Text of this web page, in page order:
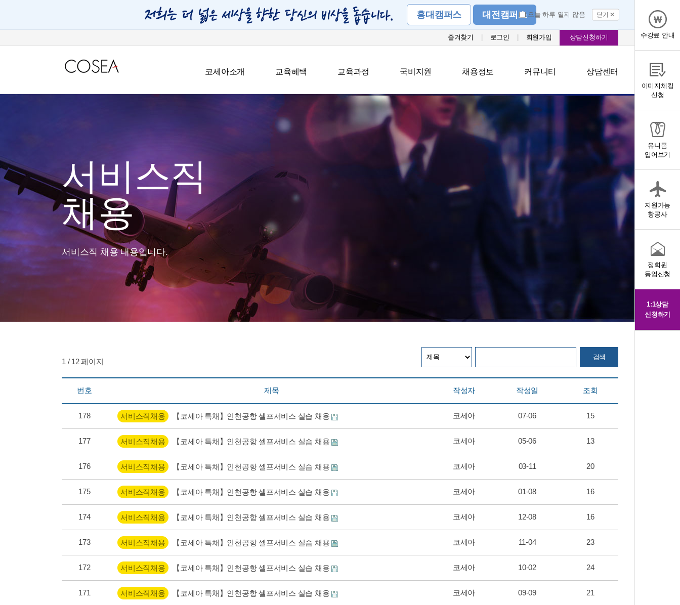
홍대캠퍼스 대전캠퍼스오늘 하루 열지 않음 닫기 ✕
즐겨찾기 로그인 회원가입 상담신청하기
코세아소개 교육혜택 교육과정 국비지원 채용정보 커뮤니티 상담센터
서비스직
채용
서비스직 채용 내용입니다.
1 / 12 페이지
번호 제목 작성자 작성일 조회
178 서비스직채용 【코세아 특채】인천공항 셀프서비스 실습 채용 코세아 07-06 15
177 서비스직채용 【코세아 특채】인천공항 셀프서비스 실습 채용 코세아 05-06 13
176 서비스직채용 【코세아 특채】인천공항 셀프서비스 실습 채용 코세아 03-11 20
175 서비스직채용 【코세아 특채】인천공항 셀프서비스 실습 채용 코세아 01-08 16
174 서비스직채용 【코세아 특채】인천공항 셀프서비스 실습 채용 코세아 12-08 16
173 서비스직채용 【코세아 특채】인천공항 셀프서비스 실습 채용 코세아 11-04 23
172 서비스직채용 【코세아 특채】인천공항 셀프서비스 실습 채용 코세아 10-02 24
171 서비스직채용 【코세아 특채】인천공항 셀프서비스 실습 채용 코세아 09-09 21
수강료 안내
이미지체킹
신청
유니폼
입어보기
지원가능
항공사
정회원
등업신청
1:1상담
신청하기